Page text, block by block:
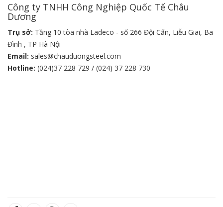
Công ty TNHH Công Nghiệp Quốc Tế Châu
Dương
Trụ sở: Tầng 10 tòa nhà Ladeco - số 266 Đội Cấn, Liễu Giai, Ba
Đình , TP Hà Nội
Email: sales@chauduongsteel.com
Hotline: (024)37 228 729 / (024) 37 228 730